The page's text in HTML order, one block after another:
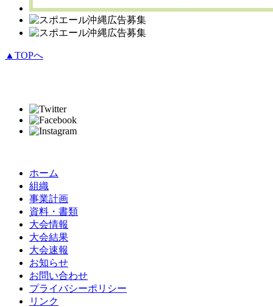
▲TOPへ
ホーム
組織
事業計画
資料・書類
大会情報
大会結果
大会速報
お知らせ
お問い合わせ
プライバシーポリシー
リンク